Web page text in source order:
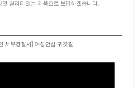
퀄리티있는 제품으로 보답하겠습니다.
서부경찰서] 여성안심 귀갓길